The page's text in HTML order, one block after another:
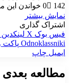
0
142
خواندن این مطلب 1 دقیقه
نمایش بیشتر
اشتراک گذاری
فیس بوک X لینکدین
‫Odnoklassniki پاکت
ایمیل چاپ
مطالعه بعدی